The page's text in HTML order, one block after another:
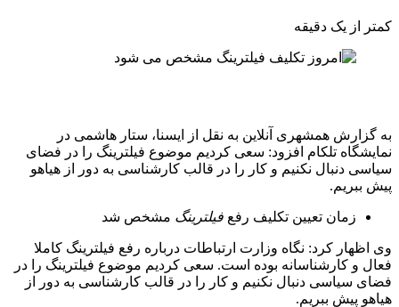
کمتر از یک دقیقه
به گزارش همشهری آنلاین به نقل از ایسنا، ستار هاشمی در
نمایشگاه تلکام افزود: سعی کردیم موضوع فیلترینگ را در فضای
سیاسی دنبال نکنیم و کار را در قالب کارشناسی به دور از هیاهو
پیش ببریم.
زمان تعیین تکلیف رفع فیلترینگ مشخص شد
وی اظهار کرد: نگاه وزارت ارتباطات درباره رفع فیلترینگ کاملا
فعال و کارشناسانه بوده است. سعی کردیم موضوع فیلترینگ را در
فضای سیاسی دنبال نکنیم و کار را در قالب کارشناسی به دور از
هیاهو پیش ببریم.